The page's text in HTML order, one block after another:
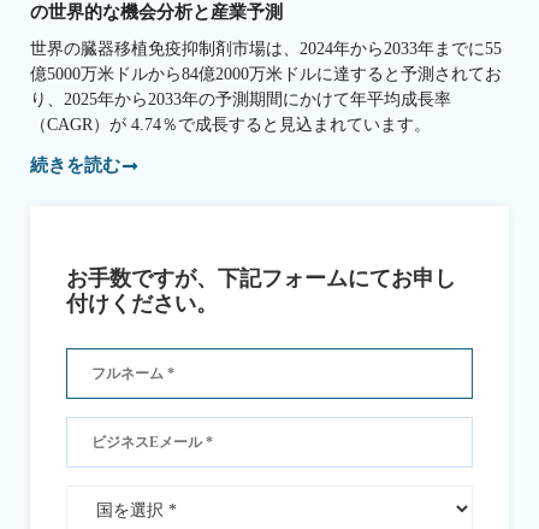
の世界的な機会分析と産業予測
世界の臓器移植免疫抑制剤市場は、2024年から2033年までに55
億5000万米ドルから84億2000万米ドルに達すると予測されてお
り、2025年から2033年の予測期間にかけて年平均成長率
（CAGR）が 4.74％で成長すると見込まれています。
続きを読む
お手数ですが、下記フォームにてお申し
付けください。